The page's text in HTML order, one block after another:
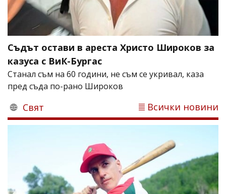
Съдът остави в ареста Христо Широков за
казуса с ВиК-Бургас
Станал съм на 60 години, не съм се укривал, каза
пред съда по-рано Широков
Свят Всички новини